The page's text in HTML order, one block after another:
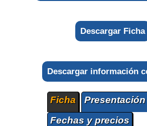
Descargar Ficha
Descargar información
Ficha
Presentación
Fechas y precios